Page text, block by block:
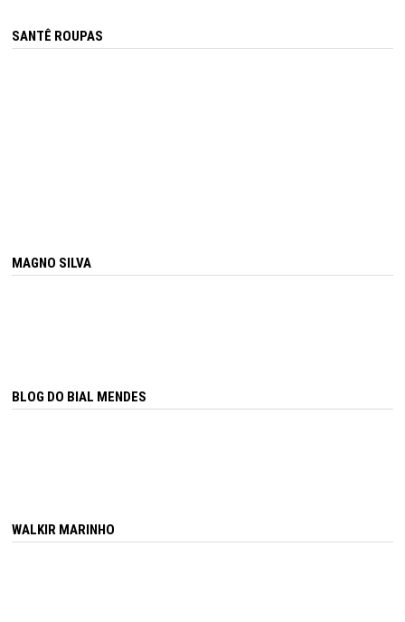
SANTÊ ROUPAS
MAGNO SILVA
BLOG DO BIAL MENDES
WALKIR MARINHO